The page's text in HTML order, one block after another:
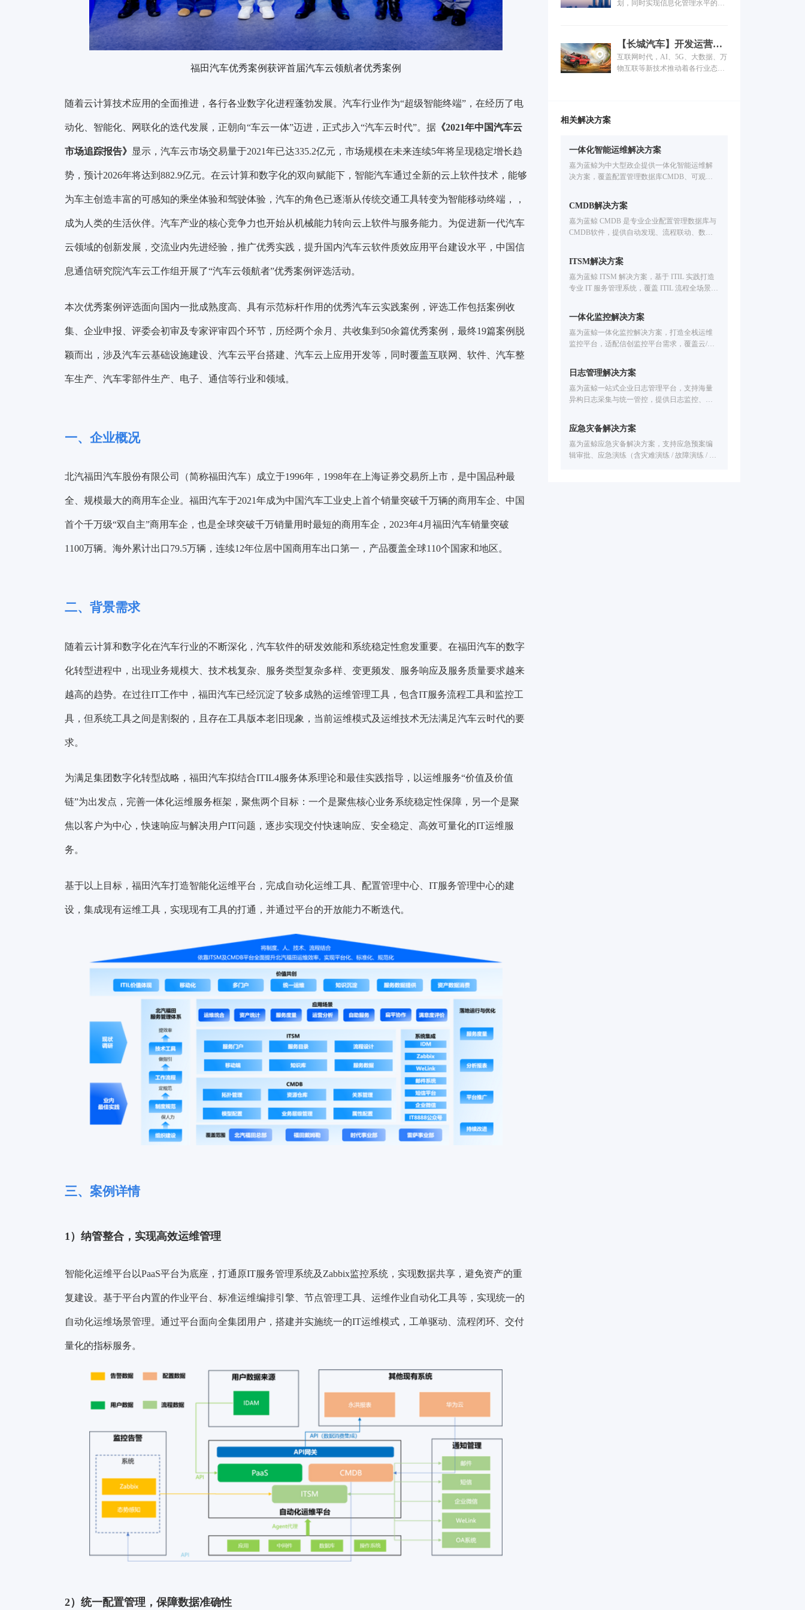
福田汽车优秀案例获评首届汽车云领航者优秀案例
随着云计算技术应用的全面推进，各行各业数字化进程蓬勃发展。汽车行业作为“超级智能终端”，在经历了电
动化、智能化、网联化的迭代发展，正朝向“车云一体”迈进，正式步入“汽车云时代”。据《2021年中国汽车云
市场追踪报告》 显示，汽车云市场交易量于2021年已达335.2亿元，市场规模在未来连续5年将呈现稳定增长趋
势，预计2026年将达到882.9亿元。在云计算和数字化的双向赋能下，智能汽车通过全新的云上软件技术，能够
为车主创造丰富的可感知的乘坐体验和驾驶体验，汽车的角色已逐渐从传统交通工具转变为智能移动终端，，
成为人类的生活伙伴。汽车产业的核心竞争力也开始从机械能力转向云上软件与服务能力。为促进新一代汽车
云领域的创新发展，交流业内先进经验，推广优秀实践，提升国内汽车云软件质效应用平台建设水平， 中国信
息通信研究院汽车云工作组开展了“汽车云领航者”优秀案例评选活动。
本次优秀案例评选面向国内一批成熟度高、具有示范标杆作用的优秀汽车云实践案例，评选工作包括案例收
集、企业申报、评委会初审及专家评审四个环节，历经两个余月、共收集到50余篇优秀案例，最终19篇案例脱
颖而出，涉及汽车云基础设施建设、汽车云平台搭建、汽车云上应用开发等，同时覆盖互联网、软件、汽车整
车生产、汽车零部件生产、电子、通信等行业和领域。
一、企业概况
北汽福田汽车股份有限公司（简称福田汽车）成立于1996年，1998年在上海证券交易所上市，是中国品种最
全、规模最大的商用车企业。福田汽车于2021年成为中国汽车工业史上首个销量突破千万辆的商用车企、中国
首个千万级“双自主”商用车企，也是全球突破千万销量用时最短的商用车企，2023年4月福田汽车销量突破
1100万辆。海外累计出口79.5万辆，连续12年位居中国商用车出口第一，产品覆盖全球110个国家和地区。
二、背景需求
随着云计算和数字化在汽车行业的不断深化，汽车软件的研发效能和系统稳定性愈发重要。在福田汽车的数字
化转型进程中，出现业务规模大、技术栈复杂、服务类型复杂多样、变更频发、服务响应及服务质量要求越来
越高的趋势。在过往IT工作中，福田汽车已经沉淀了较多成熟的运维管理工具，包含IT服务流程工具和监控工
具，但系统工具之间是割裂的，且存在工具版本老旧现象，当前运维模式及运维技术无法满足汽车云时代的要
求。
为满足集团数字化转型战略，福田汽车拟结合ITIL4服务体系理论和最佳实践指导，以运维服务“价值及价值
链”为出发点，完善一体化运维服务框架，聚焦两个目标：一个是聚焦核心业务系统稳定性保障，另一个是聚
焦以客户为中心，快速响应与解决用户IT问题，逐步实现交付快速响应、安全稳定、高效可量化的IT运维服
务。
基于以上目标，福田汽车打造智能化运维平台，完成自动化运维工具、配置管理中心、IT服务管理中心的建
设，集成现有运维工具，实现现有工具的打通，并通过平台的开放能力不断迭代。
三、案例详情
1）纳管整合，实现高效运维管理
智能化运维平台以PaaS平台为底座，打通原IT服务管理系统及Zabbix监控系统，实现数据共享，避免资产的重
复建设。基于平台内置的作业平台、标准运维编排引擎、节点管理工具、运维作业自动化工具等，实现统一的
自动化运维场景管理。通过平台面向全集团用户，搭建并实施统一的IT运维模式，工单驱动、流程闭环、交付
量化的指标服务。
2）统一配置管理，保障数据准确性
敏捷性如何同时保障？如何快速发
是医院信息科亟待解决的重要问
题。
划，同时实现信息化管理水平的跨
的变革，在信息化体系上建立统一
运维运营管理体系，护航业务快速
及稳定发展，实现技术与业务的快
速融合......
【长城汽车】开发运营一
体化平台落地，车企深化
数字化转型！
互联网时代，AI、5G、大数据、万
物互联等新技术推动着各行业态的
务。“行业领先”不再仅限于产品的
技术支持的影响。
相关解决方案
一体化智能运维解决方案
嘉为蓝鲸为中大型政企提供一体化智能运维解
决方案，覆盖配置管理数据库CMDB、可观测IT
灾备应急、多云管理CMP、智能运维大模型开
发等企业IT运维场景。基于腾讯蓝鲸PaaS的海量
实践，支持国产信创环境，提升运维效率。免
费申请方案演示。
CMDB解决方案
嘉为蓝鲸 CMDB 是专业企业配置管理数据库与
CMDB软件，提供自动发现、流程联动、数据
破解IT运维痛点，构建可信配置数据体系。
ITSM解决方案
嘉为蓝鲸 ITSM 解决方案，基于 ITIL 实践打造
专业 IT 服务管理系统，覆盖 ITIL 流程全场景，
集成问题；融合低代码 + 自动化 + ITOM 集成
能力，助力运维合规化、效率提升，降低运营
成本。
一体化监控解决方案
嘉为蓝鲸一体化监控解决方案，打造全栈运维
监控平台，适配信创监控平台需求，覆盖云/容
术适配难、工具联动弱、故障定位慢等问题，
提供智能化告警处置、故障自愈、全生命周期
告警管理，已服务中信建投、广州公交、福田
汽车等企业，助力提升运维效率，保障业务稳
日志管理解决方案
嘉为蓝鲸一站式企业日志管理平台，支持海量
异构日志采集与统一管控，提供日志监控、日
智能故障定位、安全审计、业务链路追踪，已
服务公交、金融、医疗、制造等行业，助力企
业提速排障效率。
应急灾备解决方案
嘉为蓝鲸应急灾备解决方案，支持应急预案编
辑审批、应急演练（含灾难演练 / 故障演练 / 应